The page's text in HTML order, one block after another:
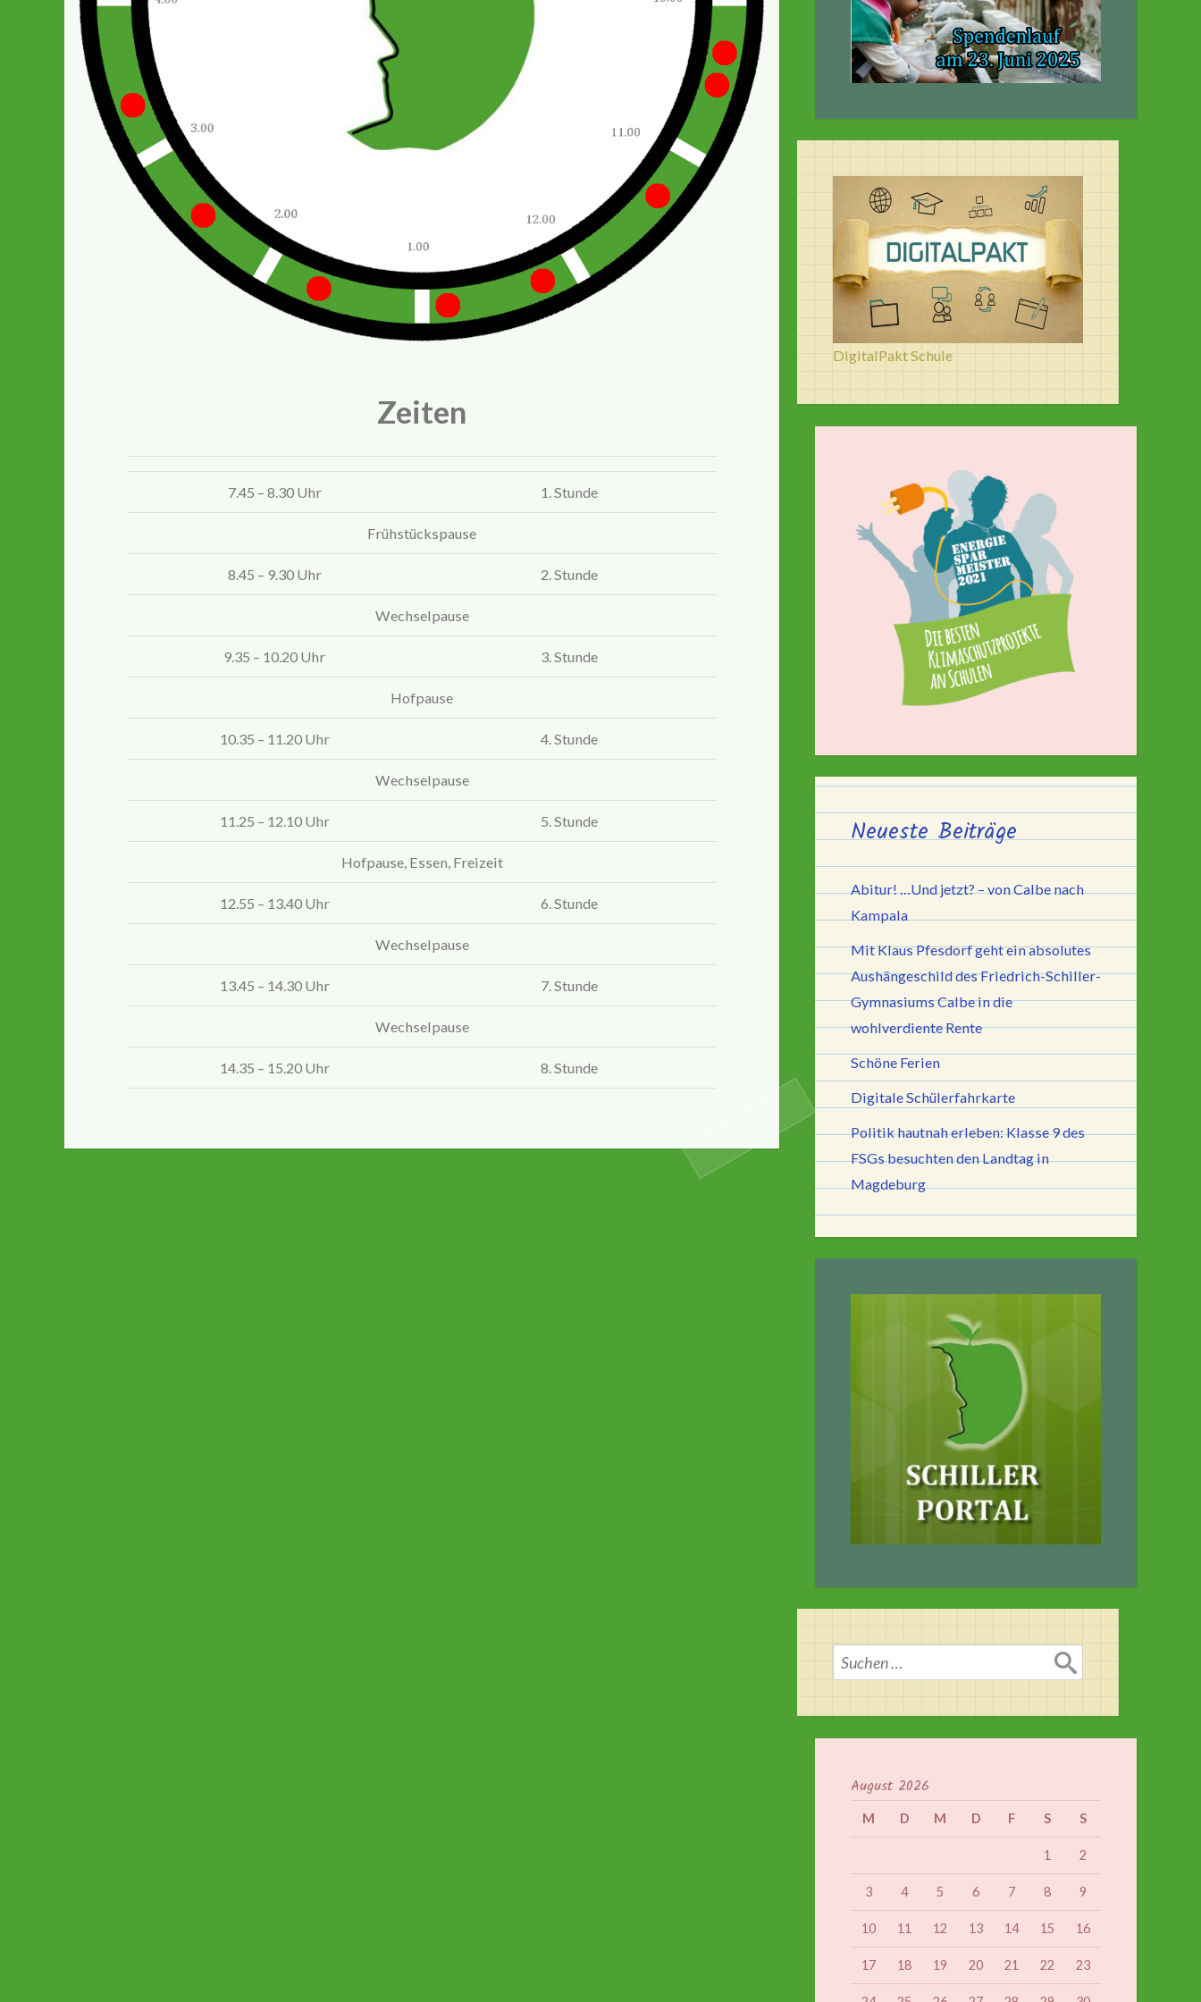
Zeiten
7.45 – 8.30 Uhr 1. Stunde
Frühstückspause
8.45 – 9.30 Uhr 2. Stunde
Wechselpause
9.35 – 10.20 Uhr 3. Stunde
Hofpause
10.35 – 11.20 Uhr 4. Stunde
Wechselpause
11.25 – 12.10 Uhr 5. Stunde
Hofpause, Essen, Freizeit
12.55 – 13.40 Uhr 6. Stunde
Wechselpause
13.45 – 14.30 Uhr 7. Stunde
Wechselpause
14.35 – 15.20 Uhr 8. Stunde
DigitalPakt Schule
Neueste Beiträge
Abitur! …Und jetzt? – von Calbe nach
Kampala
Mit Klaus Pfesdorf geht ein absolutes
Aushängeschild des Friedrich-Schiller-
Gymnasiums Calbe in die
wohlverdiente Rente
Schöne Ferien
Digitale Schülerfahrkarte
Politik hautnah erleben: Klasse 9 des
FSGs besuchten den Landtag in
Magdeburg
Suchen
nach:
August 2026
M D M D F S S
1 2
3 4 5 6 7 8 9
10 11 12 13 14 15 16
17 18 19 20 21 22 23